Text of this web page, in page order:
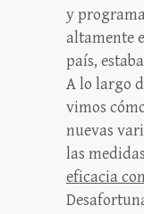
y
altamente
país,
A lo largo
vimos
nuevas
las
eficacia